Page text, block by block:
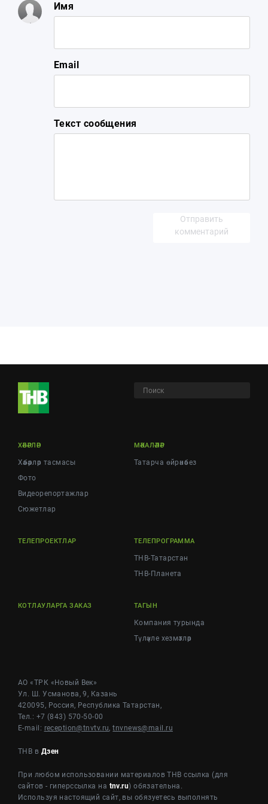
Имя
Email
Текст сообщения
Отправить
комментарий
ХӘБӘРЛӘР
Хәбәрләр тасмасы
Фото
Видеорепортажлар
Cюжетлар
МӘКАЛӘЛӘР
Татарча өйрәнәбез
ТЕЛЕПРОЕКТЛАР ТЕЛЕПРОГРАММА
ТНВ-Татарстан
ТНВ-Планета
КОТЛАУЛАРГА ЗАКАЗ ТАГЫН
Компания турында
Түләүле хезмәтләр
АО «ТРК «Новый Век»
Ул. Ш. Усманова, 9, Казань
420095, Россия, Республика Татарстан,
Тел.: +7 (843) 570-50-00
E-mail: reception@tnvtv.ru,tnvnews@mail.ru
ТНВ в Дзен
При любом использовании материалов ТНВ ссылка (для
сайтов - гиперссылка на tnv.ru) обязательна.
Используя настоящий сайт, вы обязуетесь выполнять